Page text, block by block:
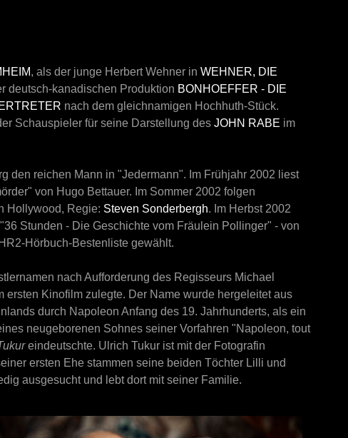
, als der junge Herbert Wehner in WEHNER, DIE
deutsch-kanadischen Produktion BONHOEFFER - DIE
nach dem gleichnamigen Hochhuth-Stück.
Schauspieler für seine Darstellung des JOHN RABE im
den reichen Mann in "Jedermann". Im Frühjahr 2002 liest
von Hugo Bettauer. Im Sommer 2002 folgen
Hollywood, Regie: Steven Sonderbergh. Im Herbst 2002
36 Stunden - Die Geschichte vom Fräulein Pollinger" - von
Hörbuch-Bestenliste gewählt.
nach Aufforderung des Regisseurs Michael
Kinofilm zulegte. Der Name wurde hergeleitet aus
durch Napoleon Anfang des 19. Jahrhunderts, als ein
neugeborenen Sohnes seiner Vorfahren "Napoleon, tout
eindeutschte. Ulrich Tukur ist mit der Fotografin
ersten Ehe stammen seine beiden Töchter Lilli und
ausgesucht und lebt dort mit seiner Familie.